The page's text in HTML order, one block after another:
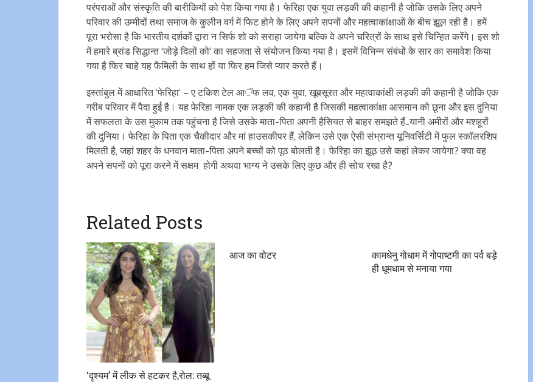
परंपराओं और संस्कृति की बारीकियों को पेश किया गया है। फेरिहा एक युवा लड़की की कहानी है जोकि उसके लिए अपने
परिवार की उम्मीदों तथा समाज के कुलीन वर्ग में फिट होने के लिए अपने सपनों और महत्वाकांक्षाओं के बीच झूल रही है। हमें
पूरा भरोसा है कि भारतीय दर्शकों द्वारा न सिर्फ शो को सराहा जायेगा बल्कि वे अपने चरित्रों के साथ इसे चिन्हित करेंगे। इस शो
में हमारे ब्रांड सिद्धान्त ‘जोड़े दिलों को‘ का सहजता से संयोजन किया गया है। इसमें विभिन्न संबंधों के सार का समावेश किया
गया है फिर चाहे यह फैमिली के साथ हों या फिर हम जिसे प्यार करते हैं।
इस्तांबुल में आधारित ‘फेरिहा‘ – ए टकिश टेल आॅफ लव, एक युवा, खूबसूरत और महत्वाकांक्षी लड़की की कहानी है जोकि एक
गरीब परिवार में पैदा हुई है। यह फेरिहा नामक एक लड़की की कहानी है जिसकी महत्वाकांक्षा आसमान को छूना और इस दुनिया
में सफलता के उस मुकाम तक पहुंचना है जिसे उसके माता-पिता अपनी हैसियत से बाहर समझते हैं…यानी अमीरों और मशहूरों
की दुनिया। फेरिहा के पिता एक चैकीदार और मां हाउसकीपर हैं, लेकिन उसे एक ऐसी संभ्रान्त यूनिवर्सिटी में फुल स्काॅलरशिप
मिलती है, जहां शहर के धनवान माता-पिता अपने बच्चों को पूठ बोलती है। फेरिहा का झूठ उसे कहां लेकर जायेगा? क्या वह
अपने सपनों को पूरा करने में सक्षम ​​ होगी अथवा भाग्य ने उसके लिए कुछ और ही सोच रखा है?
Related Posts
‘दृश्यम’ में लीक से हटकर है,रोल: तब्बू
आज का वोटर
कामधेनु गोधाम में गोपाष्टमी का पर्व बड़े
ही धूमधाम से मनाया गया